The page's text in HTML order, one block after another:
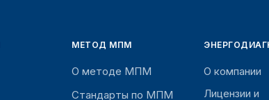
МЕТОД МПМ
О методе МПМ
Стандарты по МПМ
О компании
Лицензии и